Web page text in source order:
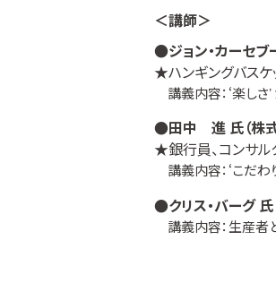
＜講師＞
●ジョン・カーセ
★ハンギングバス
講義内容：ʻ楽しさ
●田中 進 氏（株
★銀行員、コンサル
講義内容：ʻこだわ
●クリス・バーグ
講義内容：生産者